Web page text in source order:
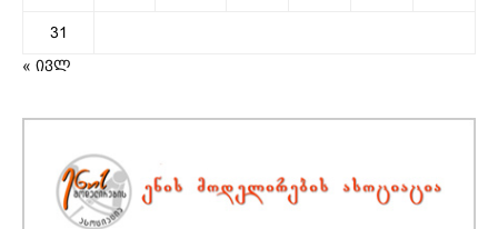
31
« ივლ